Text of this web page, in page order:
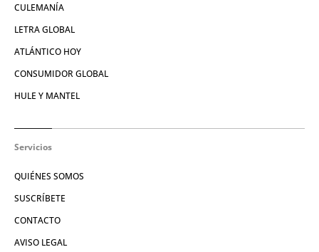
CULEMANÍA
LETRA GLOBAL
ATLÁNTICO HOY
CONSUMIDOR GLOBAL
HULE Y MANTEL
Servicios
QUIÉNES SOMOS
SUSCRÍBETE
CONTACTO
AVISO LEGAL